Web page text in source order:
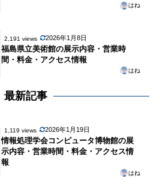
はね
2,191 views 2026年1月8日
福島県立美術館の展示内容・営業時
間・料金・アクセス情報
はね
最新記事
1,119 views 2026年1月19日
情報処理学会コンピュータ博物館の展
示内容・営業時間・料金・アクセス情
報
はね